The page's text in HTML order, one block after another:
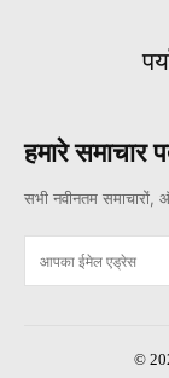
हमारे
सभी नवीनतम
©